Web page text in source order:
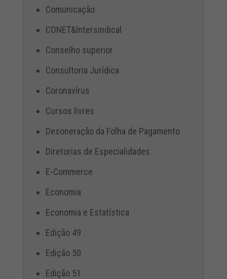
Comunicação
CONET&Intersindical
Conselho superior
Consultoria Jurídica
Coronavírus
Cursos livres
Desoneração da Folha de Pagamento
Diretorias de Especialidades
E-Commerce
Economia
Economia e Estatística
Edição 49
Edição 50
Edição 51